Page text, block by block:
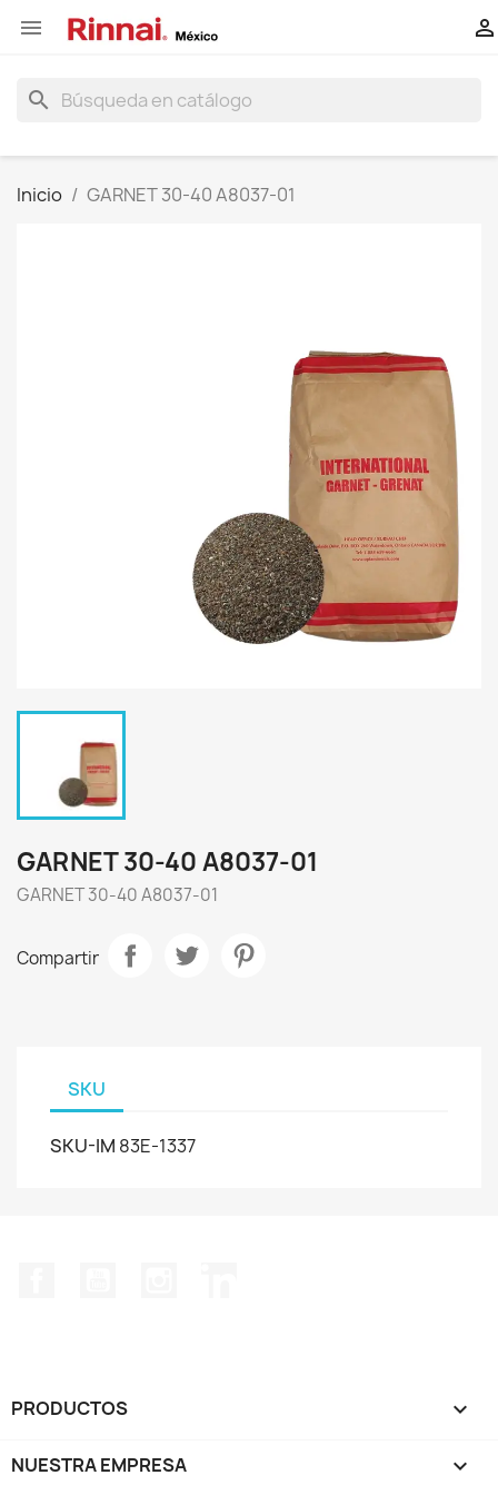
 
search
Inicio GARNET 30-40 A8037-01
GARNET 30-40 A8037-01
GARNET 30-40 A8037-01
Compartir
SKU
SKU-IM 83E-1337
PRODUCTOS 
NUESTRA EMPRESA 